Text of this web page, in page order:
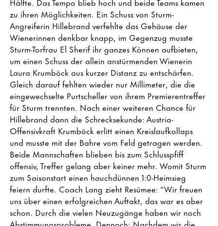
zu ihren Möglichkeiten. Ein Schuss von Sturm-
Angreiferin Hillebrand verfehlte das Gehäuse der
Wienerinnen denkbar knapp, im Gegenzug musste
Sturm-Torfrau El Sherif ihr ganzes Können aufbieten,
um einen Schuss der allein anstürmenden Wienerin
Laura Krumböck aus kurzer Distanz zu entschärfen.
Gleich darauf fehlten wieder nur Millimeter, die die
eingewechselte Purtscheller von ihrem Premierentreffer
für Sturm trennten. Nach einer weiteren Chance für
Hillebrand dann die Schrecksekunde: Austria-
Offensivkraft Krumböck erlitt einen Kreislaufkollaps
und musste mit der Bahre vom Feld getragen werden.
Beide Mannschaften blieben bis zum Schlusspfiff
offensiv, Treffer gelang aber keiner mehr. Womit Sturm
zum Saisonstart einen hauchdünnen 1:0-Heimsieg
feiern durfte. Coach Lang zieht Resümee: “Wir freuen
uns über einen erfolgreichen Auftakt, das war es aber
schon. Durch die vielen Neuzugänge haben wir noch